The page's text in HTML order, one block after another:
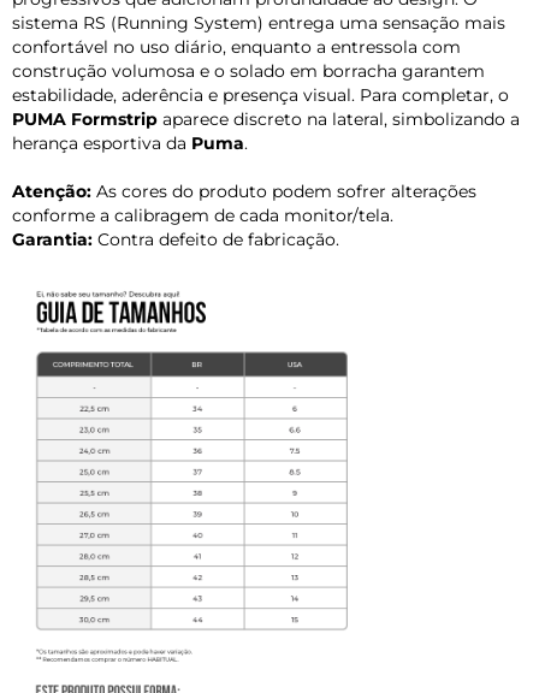
sistema RS (Running System) entrega uma sensação mais
confortável no uso diário, enquanto a entressola com
construção volumosa e o solado em borracha garantem
estabilidade, aderência e presença visual. Para completar, o
PUMA Formstrip aparece discreto na lateral, simbolizando a
herança esportiva da Puma.
Atenção: As cores do produto podem sofrer alterações
conforme a calibragem de cada monitor/tela.
Garantia: Contra defeito de fabricação.